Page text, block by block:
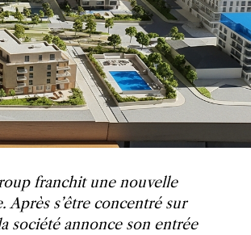
franchit une nouvelle
Après s’être concentré sur
société annonce son entrée